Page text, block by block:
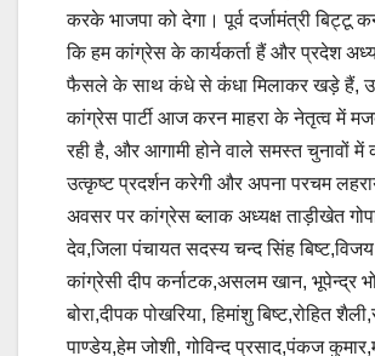
करके भाजपा को देगा। पूर्व दर्जामंत्री बिट्टू
कि हम कांग्रेस के कार्यकर्ता हैं और प्रदेश
फैसले के साथ कंधे से कंधा मिलाकर खड़े हैं,
कांग्रेस पार्टी आज करन माहरा के नेतृत्व में
रही है, और आगामी होने वाले समस्त चुनावों में
उत्कृष्ट प्रदर्शन करेगी और अपना परचम
अवसर पर कांग्रेस ब्लाक अध्यक्ष ताड़ीखेत
देव,जिला पंचायत सदस्य चन्द सिंह बिष्ट,विजय
कांग्रेसी दीप कर्नाटक,असलम खान, भूपेन्द्र
बोरा,दीपक पोखरिया, हिमांशु बिष्ट,रोहित
पाण्डेय,हेम जोशी, गोविन्द प्रसाद,पंकज